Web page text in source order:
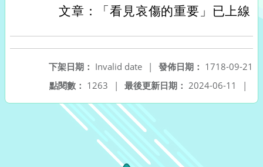
文章：「看見哀傷的重要」已上線
發佈日期： 1718-09-21
下架日期： Invalid date
|
最後更新日期： 2024-06-11 |
點閱數： 1263 |